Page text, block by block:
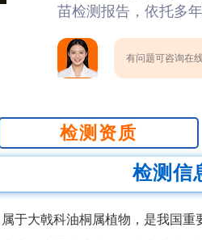
苗检测报告，依托多
有问题可咨询在
检测资质
检测信
于大戟科油桐属植物，是我国